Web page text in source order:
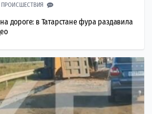
ПРОИСШЕСТВИЯ
дороге: в Татарстане фура раздавила